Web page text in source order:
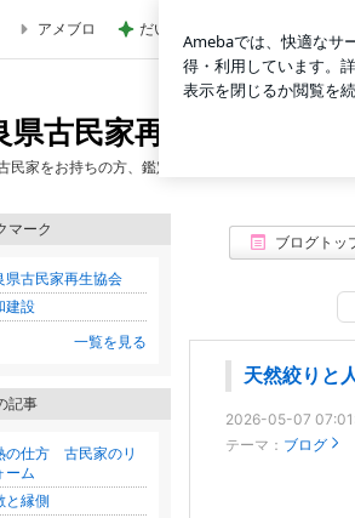
アメブロ だいた 夫を見送る息子の変化
県古民家再生協会ブログ
民家をお持ちの方、鑑定によるネットへの掲載や
ブログトッ
天然絞りと
2026-05-07
テーマ： ブログ
マーク
県古民家再生協会
建設
一覧を見る
記事
の仕方 古民家のリ
ーム
と縁側